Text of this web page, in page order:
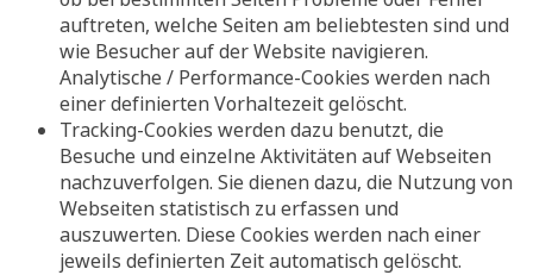
auftreten, welche Seiten am beliebtesten sind und
wie Besucher auf der Website navigieren.
Analytische / Performance-Cookies werden nach
einer definierten Vorhaltezeit gelöscht.
Tracking-Cookies werden dazu benutzt, die
Besuche und einzelne Aktivitäten auf Webseiten
nachzuverfolgen. Sie dienen dazu, die Nutzung von
Webseiten statistisch zu erfassen und
auszuwerten. Diese Cookies werden nach einer
jeweils definierten Zeit automatisch gelöscht.